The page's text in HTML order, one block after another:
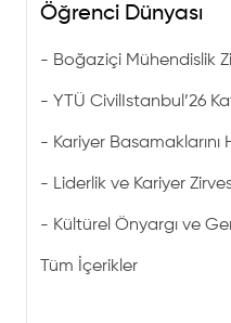
Öğrenci Dünyası
- Boğaziçi Mühendislik
- YTÜ CivilIstanbul’26
- Kariyer Basamaklarını
- Liderlik ve Kariyer
- Kültürel Önyargı ve
Tüm İçerikler